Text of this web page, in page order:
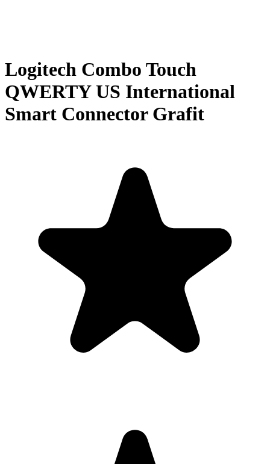
Logitech Combo Touch
QWERTY US International
Smart Connector Grafit